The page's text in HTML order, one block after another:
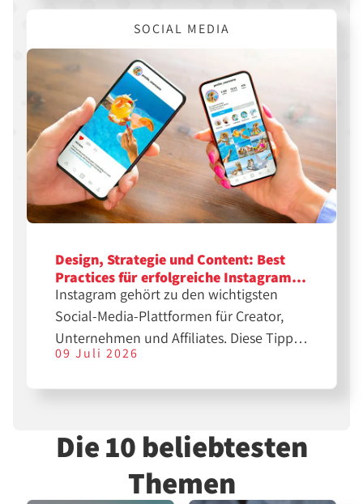
Struktur und etwas Nachbearbeitung
lassen sich aus einfachen Texten
professionelle Videos für YouTube,
Instagram, TikTok oder LinkedIn
erstellen.
SOCIAL MEDIA
Design, Strategie und Content: Best
Practices für erfolgreiche Instagram-
Feeds
Instagram gehört zu den wichtigsten
Social-Media-Plattformen für Creator,
Unternehmen und Affiliates. Diese Tipps
helfen dir bei der Erstellung
09 Juli 2026
Die 10 beliebtesten
Themen